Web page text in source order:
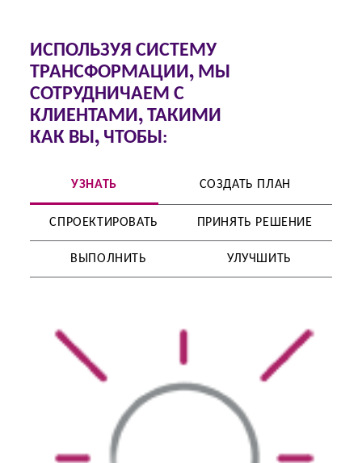
ИСПОЛЬЗУЯ СИСТЕМУ
ТРАНСФОРМАЦИИ, МЫ
СОТРУДНИЧАЕМ С
КЛИЕНТАМИ, ТАКИМИ
КАК ВЫ, ЧТОБЫ:
УЗНАТЬ СОЗДАТЬ ПЛАН
СПРОЕКТИРОВАТЬ ПРИНЯТЬ РЕШЕНИЕ
ВЫПОЛНИТЬ УЛУЧШИТЬ